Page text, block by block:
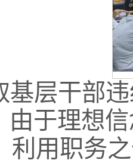
基层干部
由于理想
利用职务